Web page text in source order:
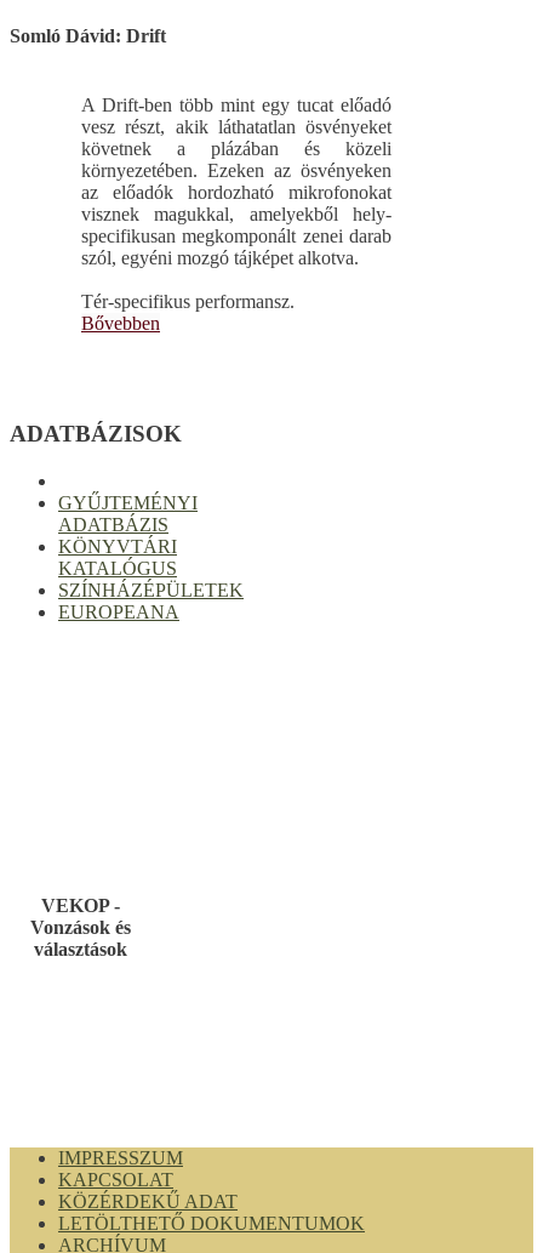
Somló Dávid: Drift
A Drift-ben több mint egy tucat előadó
vesz részt, akik láthatatlan ösvényeket
követnek a plázában és közeli
környezetében. Ezeken az ösvényeken
az előadók hordozható mikrofonokat
visznek magukkal, amelyekből hely-
specifikusan megkomponált zenei darab
szól, egyéni mozgó tájképet alkotva.
Tér-specifikus performansz.
Bővebben
ADATBÁZISOK
GYŰJTEMÉNYI
ADATBÁZIS
KÖNYVTÁRI
KATALÓGUS
SZÍNHÁZÉPÜLETEK
EUROPEANA
VEKOP -
Vonzások és
választások
IMPRESSZUM
KAPCSOLAT
KÖZÉRDEKŰ ADAT
LETÖLTHETŐ DOKUMENTUMOK
ARCHÍVUM